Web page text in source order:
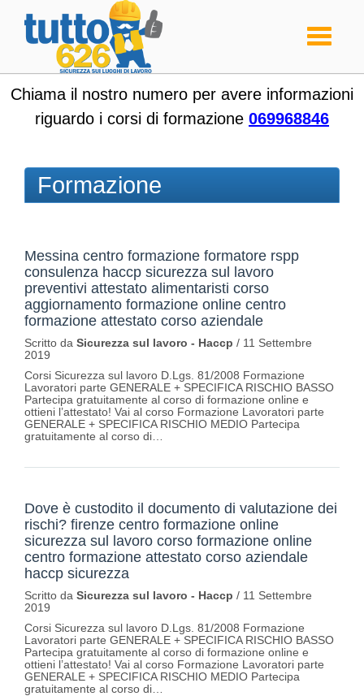
Toggle
Chiama il nostro numero per avere informazioni
riguardo i corsi di formazione 069968846
Formazione
Messina centro formazione formatore rspp
consulenza haccp sicurezza sul lavoro
preventivi attestato alimentaristi corso
aggiornamento formazione online centro
formazione attestato corso aziendale
Scritto da Sicurezza sul lavoro - Haccp / 11 Settembre
2019
Corsi Sicurezza sul lavoro D.Lgs. 81/2008 Formazione
Lavoratori parte GENERALE + SPECIFICA RISCHIO BASSO
Partecipa gratuitamente al corso di formazione online e
ottieni l’attestato! Vai al corso Formazione Lavoratori parte
GENERALE + SPECIFICA RISCHIO MEDIO Partecipa
gratuitamente al corso di…
Dove è custodito il documento di valutazione dei
rischi? firenze centro formazione online
sicurezza sul lavoro corso formazione online
centro formazione attestato corso aziendale
haccp sicurezza
Scritto da Sicurezza sul lavoro - Haccp / 11 Settembre
2019
Corsi Sicurezza sul lavoro D.Lgs. 81/2008 Formazione
Lavoratori parte GENERALE + SPECIFICA RISCHIO BASSO
Partecipa gratuitamente al corso di formazione online e
ottieni l’attestato! Vai al corso Formazione Lavoratori parte
GENERALE + SPECIFICA RISCHIO MEDIO Partecipa
gratuitamente al corso di…